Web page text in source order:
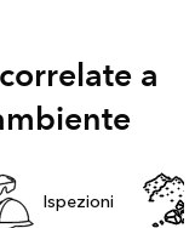
a
Ispezioni